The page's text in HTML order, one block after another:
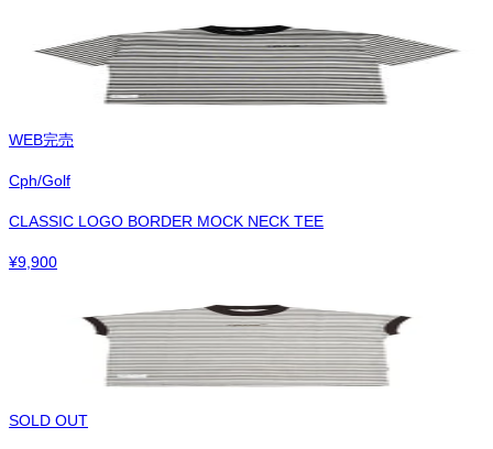
WEB完売
Cph/Golf
CLASSIC LOGO BORDER MOCK NECK TEE
¥9,900
SOLD OUT